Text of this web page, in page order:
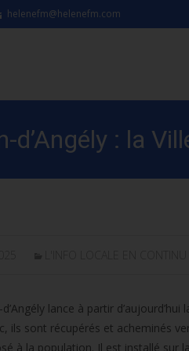
helenefm@helenefm.com
d’Angély : la
d’Angély lance à partir
ils sont récupérés et acheminés
à la population. Il est installé sur